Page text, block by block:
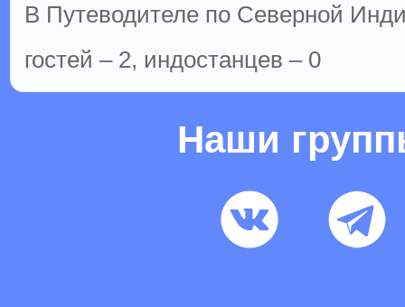
В Путеводителе по Северной
гостей – 2, индостанцев – 0
Наши